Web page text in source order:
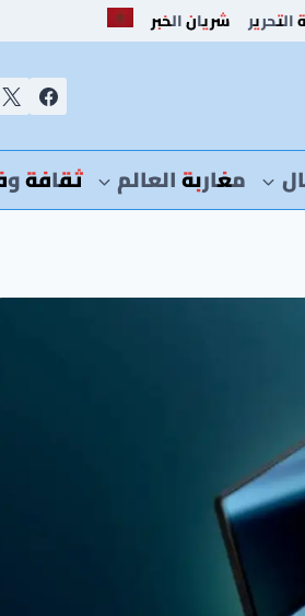
شريان الخبر
مغاربة العالم ثقافة